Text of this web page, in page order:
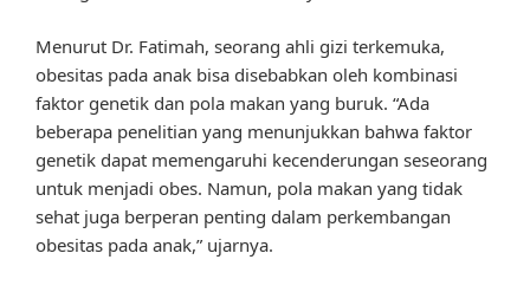
Menurut Dr. Fatimah, seorang ahli gizi terkemuka,
obesitas pada anak bisa disebabkan oleh kombinasi
faktor genetik dan pola makan yang buruk. “Ada
beberapa penelitian yang menunjukkan bahwa faktor
genetik dapat memengaruhi kecenderungan seseorang
untuk menjadi obes. Namun, pola makan yang tidak
sehat juga berperan penting dalam perkembangan
obesitas pada anak,” ujarnya.